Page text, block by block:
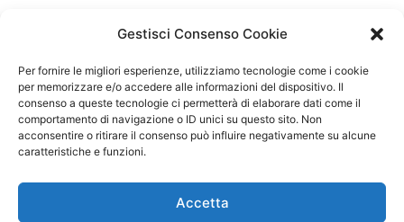
Gestisci Consenso Cookie
Per fornire le migliori esperienze, utilizziamo tecnologie come i cookie
per memorizzare e/o accedere alle informazioni del dispositivo. Il
consenso a queste tecnologie ci permetterà di elaborare dati come il
comportamento di navigazione o ID unici su questo sito. Non
acconsentire o ritirare il consenso può influire negativamente su alcune
caratteristiche e funzioni.
Accetta